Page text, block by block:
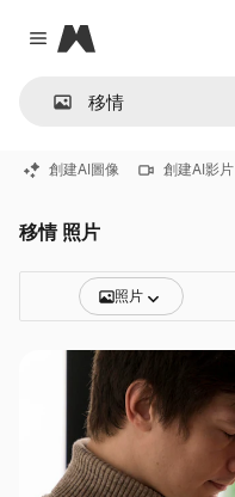
Close menu
Magnific
創建AI圖像 創建AI影片
移情 照片
照片